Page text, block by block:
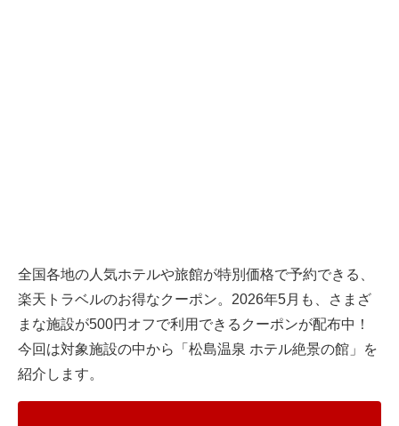
全国各地の人気ホテルや旅館が特別価格で予約できる、
楽天トラベルのお得なクーポン。2026年5月も、さまざ
まな施設が500円オフで利用できるクーポンが配布中！
今回は対象施設の中から「松島温泉 ホテル絶景の館」を
紹介します。